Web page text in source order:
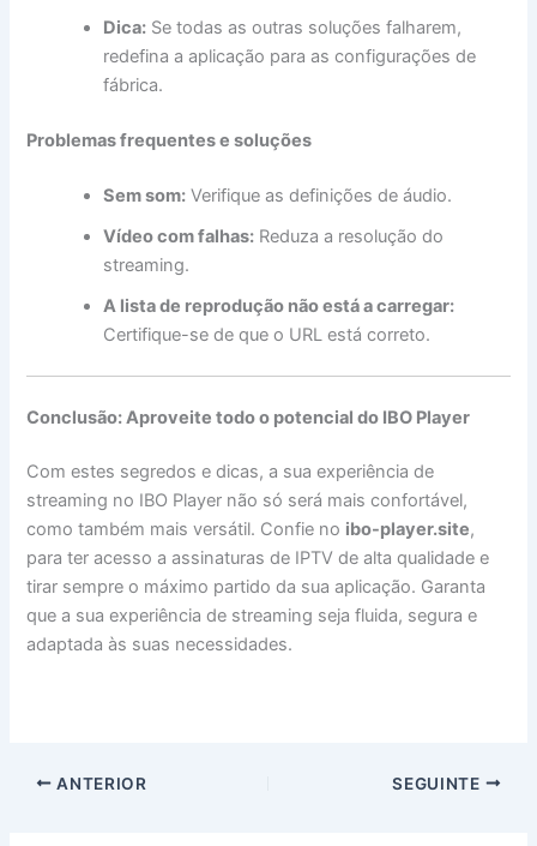
Dica: Se todas as outras soluções falharem,
redefina a aplicação para as configurações de
fábrica.
Problemas frequentes e soluções
Sem som: Verifique as definições de áudio.
Vídeo com falhas: Reduza a resolução do
streaming.
A lista de reprodução não está a carregar:
Certifique-se de que o URL está correto.
Conclusão: Aproveite todo o potencial do IBO Player
Com estes segredos e dicas, a sua experiência de
streaming no IBO Player não só será mais confortável,
como também mais versátil. Confie no ibo-player.site,
para ter acesso a assinaturas de IPTV de alta qualidade e
tirar sempre o máximo partido da sua aplicação. Garanta
que a sua experiência de streaming seja fluida, segura e
adaptada às suas necessidades.
ANTERIOR SEGUINTE